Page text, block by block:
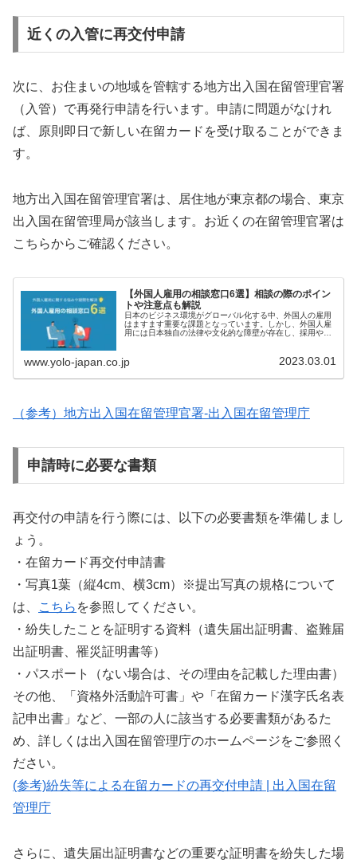
近くの入管に再交付申請
次に、お住まいの地域を管轄する地方出入国在留管理官署
（入管）で再発行申請を行います。申請に問題がなけれ
ば、原則即日で新しい在留カードを受け取ることができま
す。
地方出入国在留管理官署は、居住地が東京都の場合、東京
出入国在留管理局が該当します。お近くの在留管理官署は
こちらからご確認ください。
【外国人雇用の相談窓口6選】相談の際のポイン
トや注意点も解説
日本のビジネス環境がグローバル化する中、外国人の雇用
はますます重要な課題となっています。しかし、外国人雇
用には日本独自の法律や文化的な障壁が存在し、採用や雇
www.yolo-japan.co.jp 2023.03.01
（参考）地方出入国在留管理官署‐出入国在留管理庁
申請時に必要な書類
再交付の申請を行う際には、以下の必要書類を準備しまし
ょう。
・在留カード再交付申請書
・写真1葉（縦4cm、横3cm）※提出写真の規格について
は、
こちら を参照してください。
・紛失したことを証明する資料（遺失届出証明書、盗難届
出証明書、罹災証明書等）
・パスポート（ない場合は、その理由を記載した理由書）
その他、「資格外活動許可書」や「在留カード漢字氏名表
記申出書」など、一部の人に該当する必要書類があるた
め、詳しくは出入国在留管理庁のホームページをご参照く
ださい。
(参考)紛失等による在留カードの再交付申請 | 出入国在留
管理庁
さらに、遺失届出証明書などの重要な証明書を紛失した場